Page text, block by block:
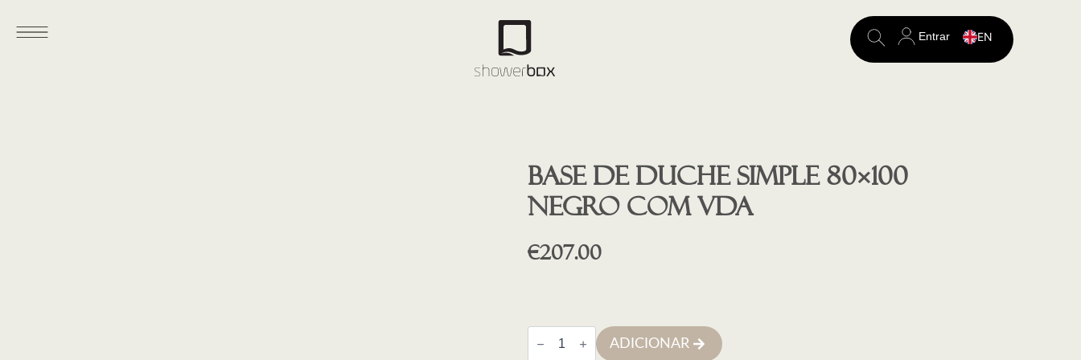
Search
Entrar EN
Base de duche SIMPLE 80×100
NEGRO COM VDA
€207.00
Quantidade
de
Base
ADICIONAR